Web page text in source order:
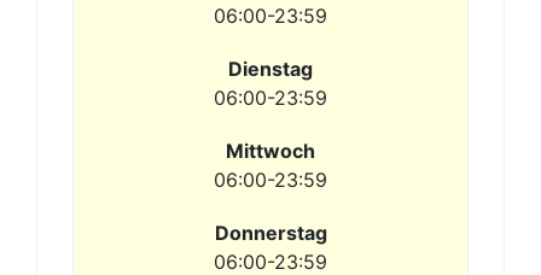
06:00-23:59
Dienstag
06:00-23:59
Mittwoch
06:00-23:59
Donnerstag
06:00-23:59